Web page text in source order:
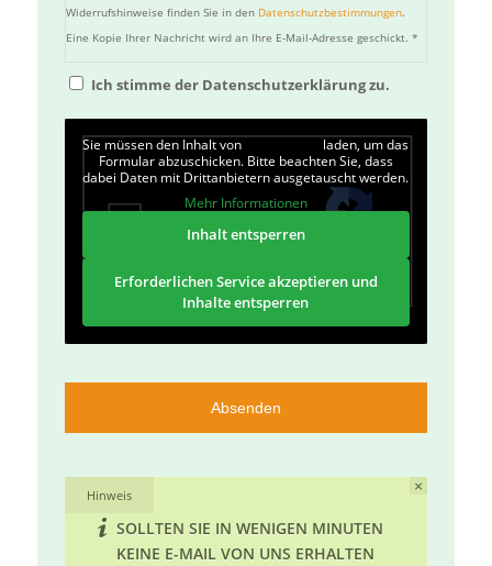
Widerrufshinweise finden Sie in den Datenschutzbestimmungen.
Eine Kopie Ihrer Nachricht wird an Ihre E-Mail-Adresse geschickt. *
Ich stimme der Datenschutzerklärung zu.
reCAPTCHA
Sie müssen den Inhalt von
laden, um das
Formular abzuschicken. Bitte beachten Sie, dass
dabei Daten mit Drittanbietern ausgetauscht werden.
Mehr Informationen
Inhalt entsperren
Erforderlichen Service akzeptieren und
Inhalte entsperren
Hinweis
SOLLTEN SIE IN WENIGEN MINUTEN
KEINE E-MAIL VON UNS ERHALTEN
×